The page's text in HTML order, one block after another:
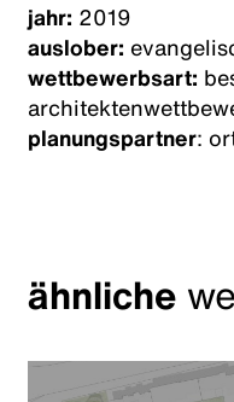
jahr: 2019
auslober:
wettbewerbsart:
planungspartner:
ähnliche